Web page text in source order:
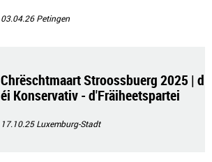
03.04.26Petingen
Chrëschtmaart Stroossbuerg 2025 | d
éi Konservativ - d'Fräiheetspartei
17.10.25Luxemburg-Stadt